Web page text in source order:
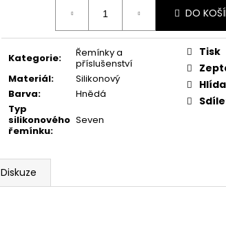
DO
Kategorie:
Řemínky a
příslušenství
Materiál:
Silikonový
Barva:
Hnědá
Typ
silikonového
řemínku:
Seven
Tisk
Diskuze